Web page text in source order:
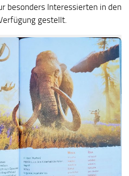
besonders Interessierten in den
gestellt.